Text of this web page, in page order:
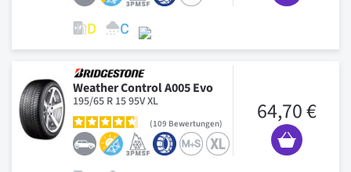
Weather Control A005 Evo
195/65 R 15 95V XL
109 Bewertungen 64,70 €